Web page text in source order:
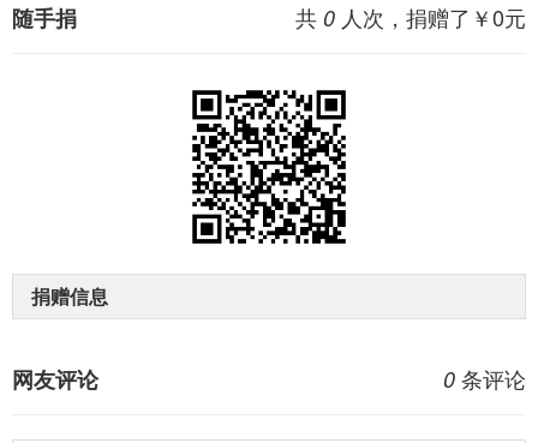
共 0 人次，捐赠了￥0元
随手捐
捐赠信息
0 条评论
网友评论